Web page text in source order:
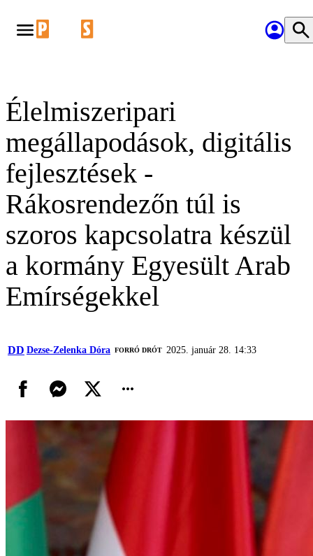
Élelmiszeripari
megállapodások, digitális
fejlesztések -
Rákosrendezőn túl is
szoros kapcsolatra készül
a kormány Egyesült Arab
Emírségekkel
DD Dezse-Zelenka Dóra FORRÓ DRÓT 2025. január 28. 14:33